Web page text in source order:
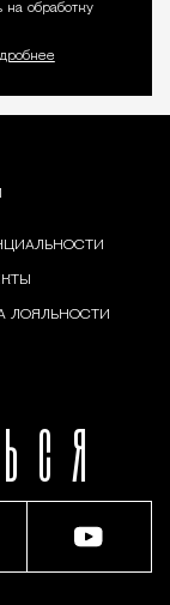
на обработку
ЛОЯЛЬНОСТИ